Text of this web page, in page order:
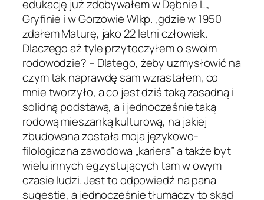
edukację już zdobywałem w Dębnie L.,
Gryfinie i w Gorzowie Wlkp. ,gdzie w 1950
zdałem Maturę, jako 22 letni człowiek.
Dlaczego aż tyle przytoczyłem o swoim
rodowodzie? – Dlatego, żeby uzmysłowić na
czym tak naprawdę sam wzrastałem, co
mnie tworzyło, a co jest dziś taką zasadną i
solidną podstawą, a i jednocześnie taką
rodową mieszanką kulturową, na jakiej
zbudowana została moja językowo-
filologiczna zawodowa „kariera” a także byt
wielu innych egzystujących tam w owym
czasie ludzi. Jest to odpowiedź na pana
sugestie, a jednocześnie tłumaczy to skąd